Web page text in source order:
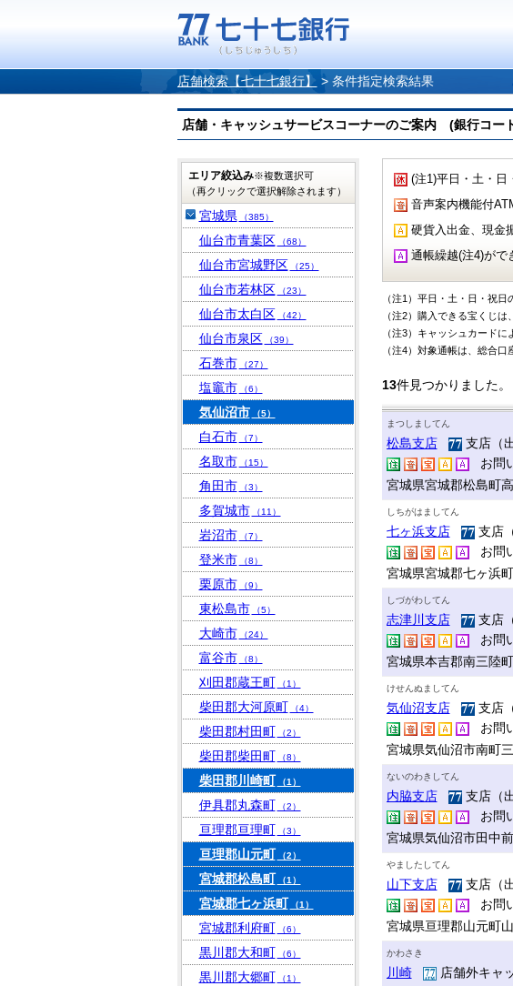
店舗検索【七十七銀行】 > 条件指定検索結果
店舗・キャッシュサービスコーナーのご案内 (銀行コー
(注1)平日・土・日
音声案内機能付
硬貨入出金、現金
通帳繰越(注4)がで
（注1）平日・土・日・祝
（注2）購入できる宝くじ
（注3）キャッシュカード
（注4）対象通帳は、総合
13件見つかりました。
まつしましてん
松島支店
支店（
お問
宮城県宮城郡松島町
しちがはましてん
七ヶ浜支店
支店
お問
宮城県宮城郡七ヶ浜
しづがわしてん
志津川支店
支店
お問
宮城県本吉郡南三陸
けせんぬましてん
気仙沼支店
支店
お問
宮城県気仙沼市南町
ないのわきしてん
内脇支店
支店（
お問
宮城県気仙沼市田中
やましたしてん
山下支店
支店（
お問
宮城県亘理郡山元町
かわさき
川崎
店舗外キャ
エリア絞込み※複数選択可
（再クリックで選択解除されます）
宮城県 （385）
仙台市青葉区 （68）
仙台市宮城野区 （25）
仙台市若林区 （23）
仙台市太白区 （42）
仙台市泉区 （39）
石巻市 （27）
塩竈市 （6）
気仙沼市 （5）
白石市 （7）
名取市 （15）
角田市 （3）
多賀城市 （11）
岩沼市 （7）
登米市 （8）
栗原市 （9）
東松島市 （5）
大崎市 （24）
富谷市 （8）
刈田郡蔵王町 （1）
柴田郡大河原町 （4）
柴田郡村田町 （2）
柴田郡柴田町 （8）
柴田郡川崎町 （1）
伊具郡丸森町 （2）
亘理郡亘理町 （3）
亘理郡山元町 （2）
宮城郡松島町 （1）
宮城郡七ヶ浜町 （1）
宮城郡利府町 （6）
黒川郡大和町 （6）
黒川郡大郷町 （1）